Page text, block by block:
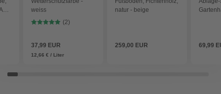
weiss
(2)
37,99 EUR
12,66 € / Liter
natur - beige
259,00 EUR 69,99